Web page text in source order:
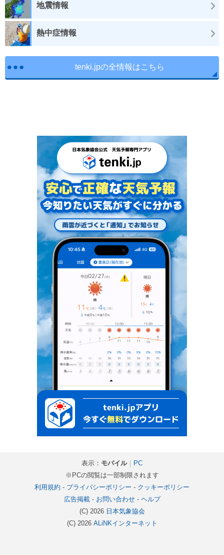
地震情報
熱中症情報
tenki.jpの全情報はこちら
表示： モバイル｜ PC
※PCの閲覧は一部制限されます
利用規約 - プライバシーポリシー - クッキーポリシー
広告掲載- お問い合わせ- ヘルプ
(C) 2026 日本気象協会
(C) 2026 ALiNKインターネット